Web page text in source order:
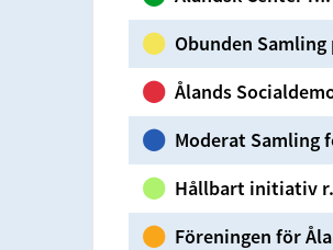
⬤ Obunden Samling
⬤ Ålands
⬤ Moderat Samling
⬤ Hållbart initiativ
⬤ Föreningen för